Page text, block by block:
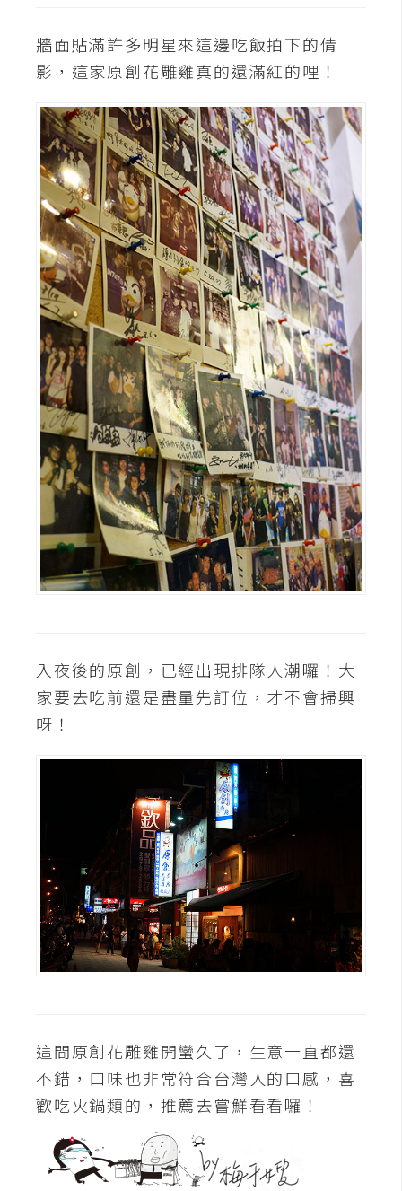
牆面貼滿許多明星來這邊吃飯拍下的倩
影，這家原創花雕雞真的還滿紅的哩！
入夜後的原創，已經出現排隊人潮囉！大
家要去吃前還是盡量先訂位，才不會掃興
呀！
這間原創花雕雞開蠻久了，生意一直都還
不錯，口味也非常符合台灣人的口感，喜
歡吃火鍋類的，推薦去嘗鮮看看囉！